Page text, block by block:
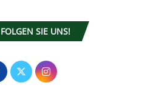
FOLGEN SIE UNS!